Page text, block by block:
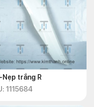
Nẹp trắng R
1115684